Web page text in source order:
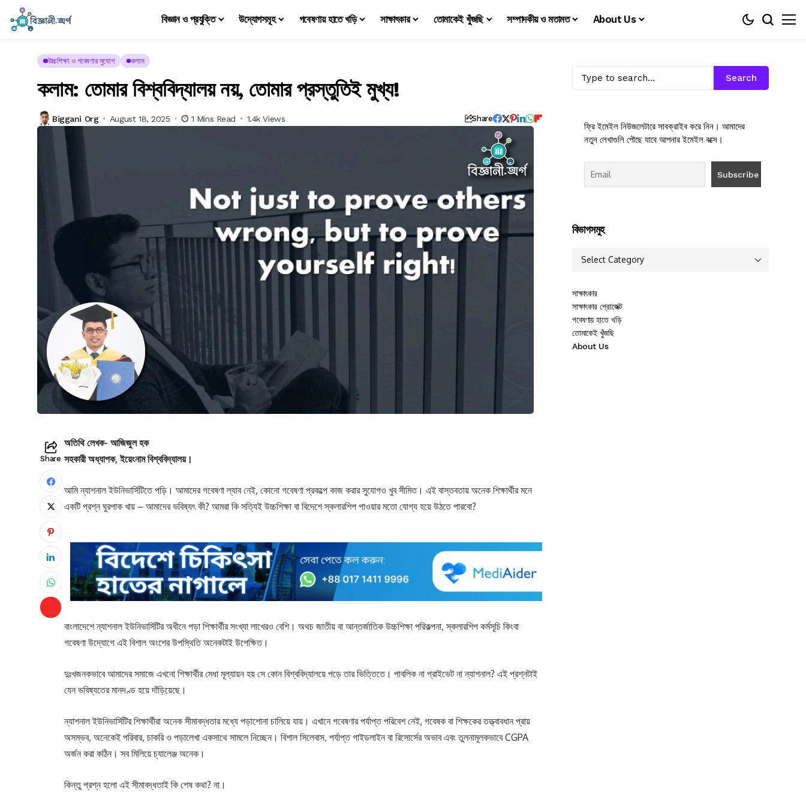
বিজ্ঞান ও প্রযুক্তি উদ্যোগসমূহ গবেষণায় হাতে খড়ি সাক্ষাৎকার তোমাকেই খুঁজছি সম্পাদকীয় ও মতামত About Us
উচ্চশিক্ষা ও গবেষণার সুযোগ কলাম
কলাম: তোমার বিশ্ববিদ্যালয় নয়, তোমার প্রস্তুতিই মুখ্য!
Biggani Org August 18, 2025 1 Mins Read 1.4k Views Share
Share
অতিথি লেখক- আজিজুল হক
সহকারী অধ্যাপক, ইয়েংনাম বিশ্ববিদ্যালয়।
আমি ন্যাশনাল ইউনিভার্সিটিতে পড়ি। আমাদের গবেষণা ল্যাব নেই, কোনো গবেষণা প্রকল্পে কাজ করার সুযোগও খুব সীমিত। এই বাস্তবতায় অনেক শিক্ষার্থীর মনে
একটি প্রশ্ন ঘুরপাক খায় – আমাদের ভবিষ্যৎ কী? আমরা কি সত্যিই উচ্চশিক্ষা বা বিদেশে স্কলারশিপ পাওয়ার মতো যোগ্য হয়ে উঠতে পারবো?
বাংলাদেশে ন্যাশনাল ইউনিভার্সিটির অধীনে পড়া শিক্ষার্থীর সংখ্যা লাখেরও বেশি। অথচ জাতীয় বা আন্তর্জাতিক উচ্চশিক্ষা পরিকল্পনা, স্কলারশিপ কর্মসূচি কিংবা
গবেষণা উদ্যোগে এই বিশাল অংশের উপস্থিতি অনেকটাই উপেক্ষিত।
দুঃখজনকভাবে আমাদের সমাজে এখনো শিক্ষার্থীর মেধা মূল্যায়ন হয় সে কোন বিশ্ববিদ্যালয়ে পড়ে তার ভিত্তিতে। পাবলিক না প্রাইভেট না ন্যাশনাল? এই প্রশ্নটাই
যেন ভবিষ্যতের মানদণ্ড হয়ে দাঁড়িয়েছে।
ন্যাশনাল ইউনিভার্সিটির শিক্ষার্থীরা অনেক সীমাবদ্ধতার মধ্যে পড়াশোনা চালিয়ে যায়। এখানে গবেষণার পর্যাপ্ত পরিবেশ নেই, গবেষক বা শিক্ষকের তত্ত্বাবধান প্রায়
অসম্ভব, অনেকেই পরিবার, চাকরি ও পড়ালেখা একসাথে সামলে নিচ্ছেন। বিশাল সিলেবাস, পর্যাপ্ত গাইডলাইন বা রিসোর্সের অভাব এবং তুলনামূলকভাবে CGPA
অর্জন করা কঠিন। সব মিলিয়ে চ্যালেঞ্জ অনেক।
কিন্তু প্রশ্ন হলো এই সীমাবদ্ধতাই কি শেষ কথা? না।
Search
ফ্রি ইমেইল নিউজলেটারে সাবক্রাইব করে নিন। আমাদের
নতুন লেখাগুলি পৌছে যাবে আপনার ইমেইল বক্সে।
বিভাগসমুহ
সাক্ষাৎকার
সাক্ষাৎকার প্রোজেক্ট
গবেষণায় হাতে খড়ি
তোমাকেই খুঁজছি
About Us